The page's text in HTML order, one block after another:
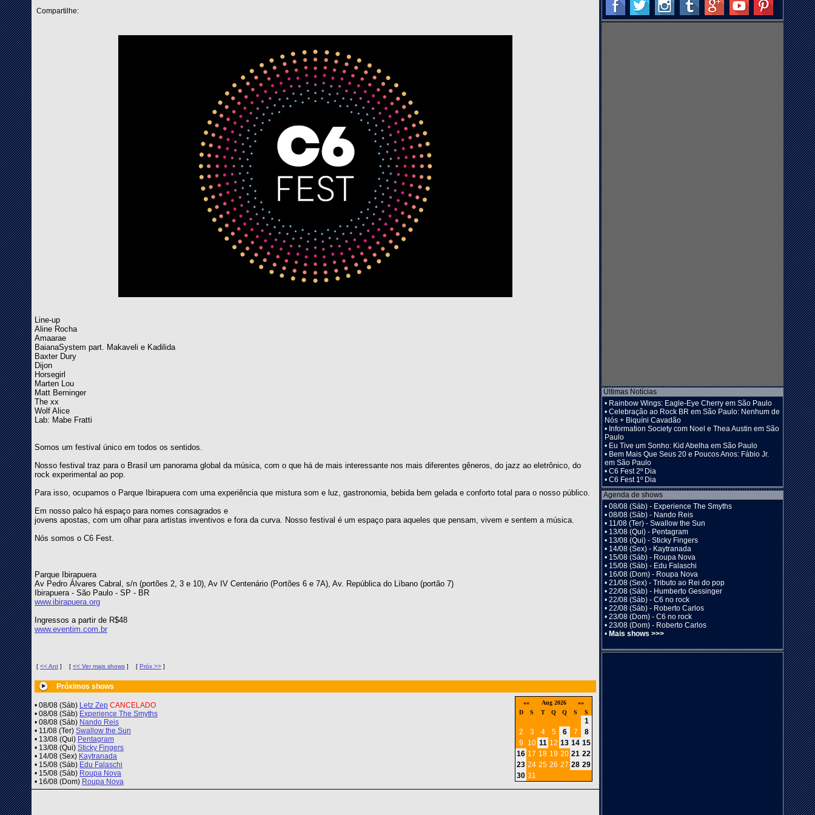
Compartilhe:
Line-up
Aline Rocha
Amaarae
BaianaSystem part. Makaveli e Kadilida
Baxter Dury
Dijon
Horsegirl
Marten Lou
Matt Berninger
The xx
Wolf Alice
Lab: Mabe Fratti
Somos um festival único em todos os sentidos.
Nosso festival traz para o Brasil um panorama global da música, com o que há de mais interessante nos mais diferentes gêneros, do jazz ao eletrônico, do
rock experimental ao pop.
Para isso, ocupamos o Parque Ibirapuera com uma experiência que mistura som e luz, gastronomia, bebida bem gelada e conforto total para o nosso público.
Em nosso palco há espaço para nomes consagrados e
jovens apostas, com um olhar para artistas inventivos e fora da curva. Nosso festival é um espaço para aqueles que pensam, vivem e sentem a música.
Nós somos o C6 Fest.
Parque Ibirapuera
Av Pedro Álvares Cabral, s/n (portões 2, 3 e 10), Av IV Centenário (Portões 6 e 7A), Av. República do Líbano (portão 7)
Ibirapuera - São Paulo - SP - BR
www.ibirapuera.org
Ingressos a partir de R$48
www.eventim.com.br
[ << Ant ] [ << Ver mais shows ] [ Próx >> ]
Próximos shows
«« Aug 2026
»»
D
S T Q Q S S
1
2
3 4 5 6 7
8
9
10 11 12 13 14 15
16 17 18 19 20 21 22
23 24 25 26 27 28 29
30 31
• 08/08 (Sáb) Letz Zep CANCELADO
• 08/08 (Sáb) Experience The Smyths
• 08/08 (Sáb) Nando Reis
• 11/08 (Ter) Swallow the Sun
• 13/08 (Qui) Pentagram
• 13/08 (Qui) Sticky Fingers
• 14/08 (Sex) Kaytranada
• 15/08 (Sáb) Edu Falaschi
• 15/08 (Sáb) Roupa Nova
• 16/08 (Dom) Roupa Nova
Últimas Notícias
• Rainbow Wings: Eagle-Eye Cherry em São Paulo
• Celebração ao Rock BR em São Paulo: Nenhum de
Nós + Biquíni Cavadão
• Information Society com Noel e Thea Austin em São
Paulo
• Eu Tive um Sonho: Kid Abelha em São Paulo
• Bem Mais Que Seus 20 e Poucos Anos: Fábio Jr.
em São Paulo
• C6 Fest 2º Dia
• C6 Fest 1º Dia
Agenda de shows
• 08/08 (Sáb) - Experience The Smyths
• 08/08 (Sáb) - Nando Reis
• 11/08 (Ter) - Swallow the Sun
• 13/08 (Qui) - Pentagram
• 13/08 (Qui) - Sticky Fingers
• 14/08 (Sex) - Kaytranada
• 15/08 (Sáb) - Roupa Nova
• 15/08 (Sáb) - Edu Falaschi
• 16/08 (Dom) - Roupa Nova
• 21/08 (Sex) - Tributo ao Rei do pop
• 22/08 (Sáb) - Humberto Gessinger
• 22/08 (Sáb) - C6 no rock
• 22/08 (Sáb) - Roberto Carlos
• 23/08 (Dom) - C6 no rock
• 23/08 (Dom) - Roberto Carlos
• Mais shows >>>